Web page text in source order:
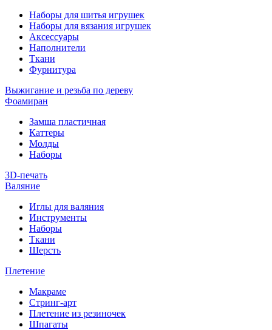
Наборы для шитья игрушек
Наборы для вязания игрушек
Аксессуары
Наполнители
Ткани
Фурнитура
Выжигание и резьба по дереву
Фоамиран
Замша пластичная
Каттеры
Молды
Наборы
3D-печать
Валяние
Иглы для валяния
Инструменты
Наборы
Ткани
Шерсть
Плетение
Макраме
Стринг-арт
Плетение из резиночек
Шпагаты